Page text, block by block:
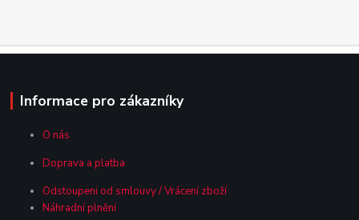
Informace pro zákazníky
O nás
Doprava a platba
Odstoupeni od smlouvy / Vrácení zboží
Náhradní plnění